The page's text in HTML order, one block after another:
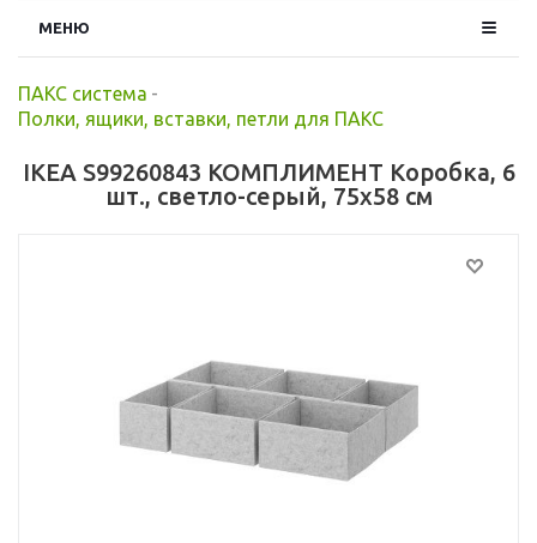
МЕНЮ
ПАКС система -
Полки, ящики, вставки, петли для ПАКС
IKEA S99260843 КОМПЛИМЕНТ Коробка, 6
шт., светло-серый, 75x58 см